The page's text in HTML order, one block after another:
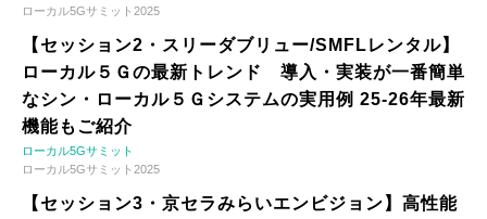
ローカル5Gサミット2025
【セッション2・スリーダブリュー/SMFLレンタル】
ローカル５Ｇの最新トレンド 導入・実装が一番簡単
なシン・ローカル５Ｇシステムの実用例 25-26年最新
機能もご紹介
ローカル5Gサミット
ローカル5Gサミット2025
【セッション3・京セラみらいエンビジョン】高性能